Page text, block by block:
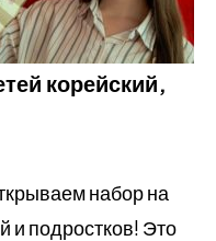
корейский,
набор на
и подростков! Это